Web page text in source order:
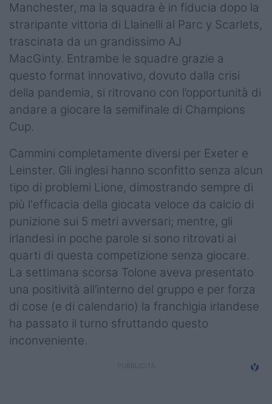
Manchester, ma la squadra è in fiducia dopo la
straripante vittoria di Llainelli al Parc y Scarlets,
trascinata da un grandissimo AJ
MacGinty. Entrambe le squadre grazie a
questo format innovativo, dovuto dalla crisi
della pandemia, si ritrovano con l’opportunità di
andare a giocare la semifinale di Champions
Cup.
Cammini completamente diversi per Exeter e
Leinster. Gli inglesi hanno sconfitto senza alcun
tipo di problemi Lione, dimostrando sempre di
più l'efficacia della giocata veloce da calcio di
punizione sui 5 metri avversari; mentre, gli
irlandesi in poche parole si sono ritrovati ai
quarti di questa competizione senza giocare.
La settimana scorsa Tolone aveva presentato
una positività all’interno del gruppo e per forza
di cose (e di calendario) la franchigia irlandese
ha passato il turno sfruttando questo
inconveniente.